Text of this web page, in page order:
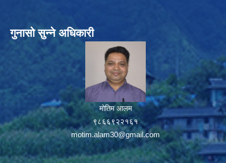
गुनासो सुन्ने अधिकारी
मोतिम आलम
९८६६९२२१६१
motim.alam30@gmail.com